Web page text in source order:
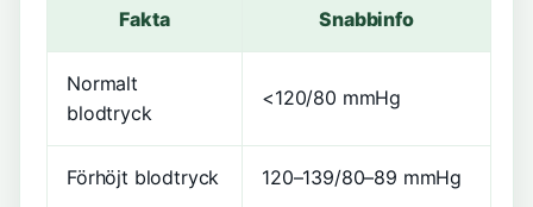
Fakta Snabbinfo
Normalt
blodtryck
<120/80 mmHg
Förhöjt blodtryck 120–139/80–89 mmHg